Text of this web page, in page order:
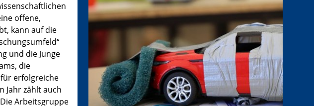
offene,
kann auf die
und die Junge
die
erfolgreiche
Jahr zählt auch
Arbeitsgruppe